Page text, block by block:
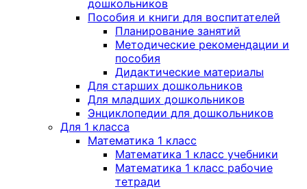
дошкольников
Пособия и книги для воспитателей
Планирование занятий
Методические рекомендации и
пособия
Дидактические материалы
Для старших дошкольников
Для младших дошкольников
Энциклопедии для дошкольников
Для 1 класса
Математика 1 класс
Математика 1 класс учебники
Математика 1 класс рабочие
тетради